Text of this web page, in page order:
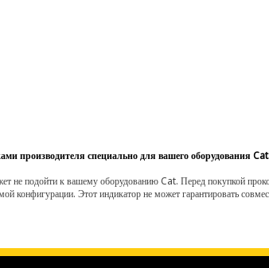
производителя специально для вашего оборудования
не подойти к вашему оборудованию Cat. Перед покупкой
конфигурации. Этот индикатор не может гарантировать